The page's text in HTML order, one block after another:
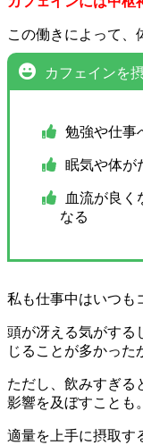
この働きによって、
カフェインを
勉強や仕事
眠気や体が
血流が良く
なる
私も仕事中はいつも
頭が冴える気がする
じることが多かった
ただし、 飲みすぎる
影響を及ぼすことも。
適量を上手に摂取す